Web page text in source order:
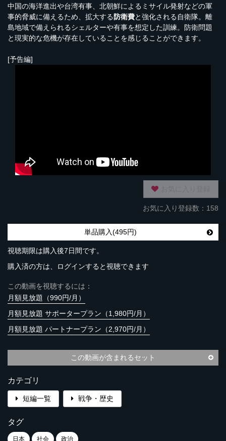
中国の海洋進出や台湾有事、北朝鮮によるミサイル発射などの軍
事的脅威に備えるため、拡大する防衛費と強化される自衛隊。離
島地域で備えられるシェルターや有事を想定した訓練。防衛問題
と現実的な危機が存在していることを感じることができます。
[予告編]
お気に入り登録数：158
単品購入(495円)
視聴期限は購入後7日間です。
購入済の方は、ログインすると視聴できます
この動画を視聴するには：
月額見放題（990円/月）
月額見放題 サポータープラン（1,980円/月）
月額見放題 パートナープラン（2,970円/月）
この動画が含まれるセット
カテゴリ
短編一覧 戦争・歴史
タグ
日本 社会 政治